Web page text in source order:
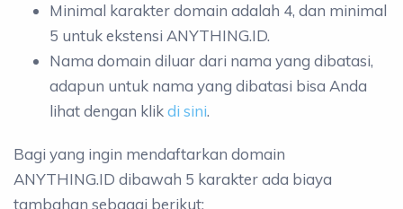
Minimal karakter domain adalah 4, dan minimal
5 untuk ekstensi ANYTHING.ID.
Nama domain diluar dari nama yang dibatasi,
adapun untuk nama yang dibatasi bisa Anda
lihat dengan klikdi sini.
Bagi yang ingin mendaftarkan domain
ANYTHING.ID dibawah 5 karakter ada biaya
tambahan sebagai berikut: